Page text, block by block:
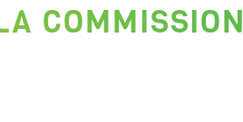
COMMISSION